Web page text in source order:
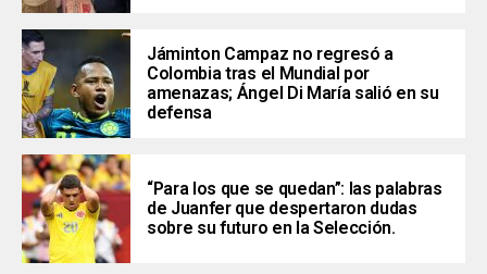
Jáminton Campaz no regresó a
Colombia tras el Mundial por
amenazas; Ángel Di María salió en su
defensa
“Para los que se quedan”: las palabras
de Juanfer que despertaron dudas
sobre su futuro en la Selección.